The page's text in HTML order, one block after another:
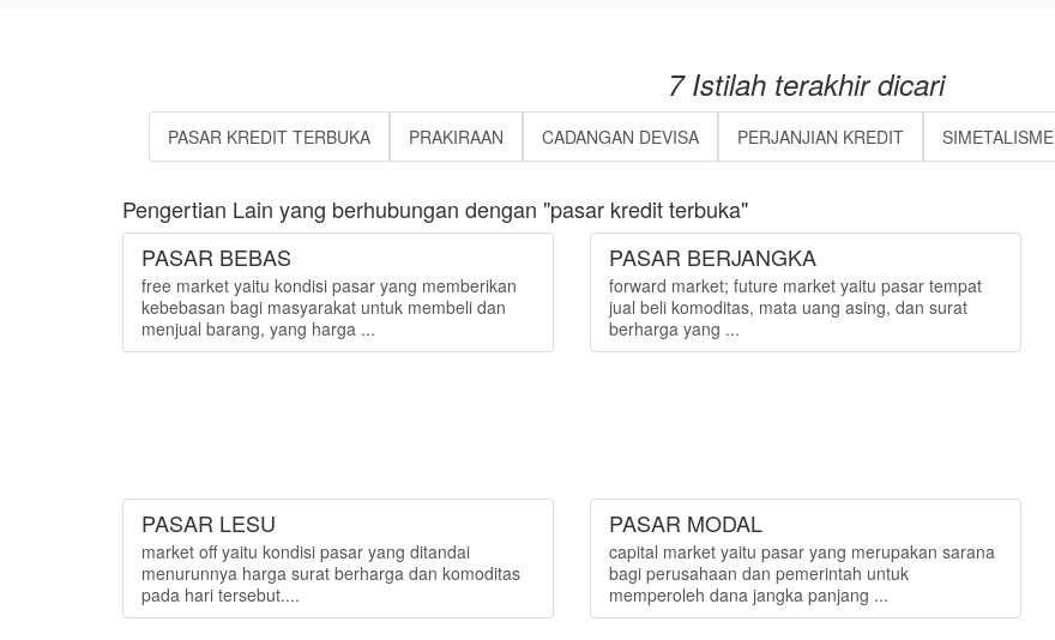
7 Istilah terakhir dicari
PASAR KREDIT TERBUKA PRAKIRAAN CADANGAN DEVISA PERJANJIAN KREDIT SIMETALISME
Pengertian Lain yang berhubungan dengan "pasar kredit terbuka"
PASAR BEBAS
free market yaitu kondisi pasar yang memberikan
kebebasan bagi masyarakat untuk membeli dan
menjual barang, yang harga ...
PASAR BERJANGKA
forward market; future market yaitu pasar tempat
jual beli komoditas, mata uang asing, dan surat
berharga yang ...
PASAR LESU
market off yaitu kondisi pasar yang ditandai
menurunnya harga surat berharga dan komoditas
pada hari tersebut....
PASAR MODAL
capital market yaitu pasar yang merupakan sarana
bagi perusahaan dan pemerintah untuk
memperoleh dana jangka panjang ...